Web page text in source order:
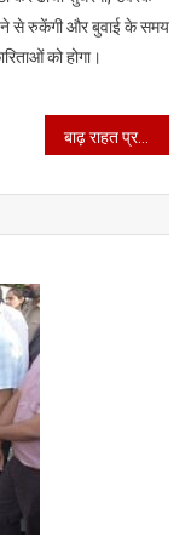
से रुकेंगी और बुवाई के समय
को होगा।
बाढ़ राहत प्रयासों में कैबिनेट मंत्री, ‘आप’ के सांसद और विधायक कर रहे हैं मिसाली अगुवाई